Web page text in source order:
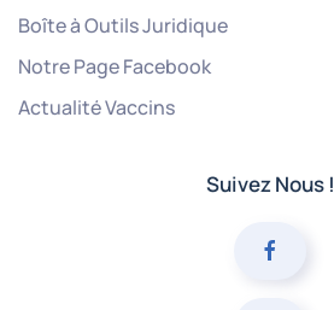
Boîte à Outils Juridique
Notre Page Facebook
Actualité Vaccins
Suivez Nous !